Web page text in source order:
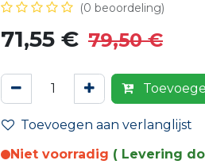
(0 beoordeling)
71,55 € 79,50€
Toevoegen aan verlanglijst
Niet voorradig ( Levering